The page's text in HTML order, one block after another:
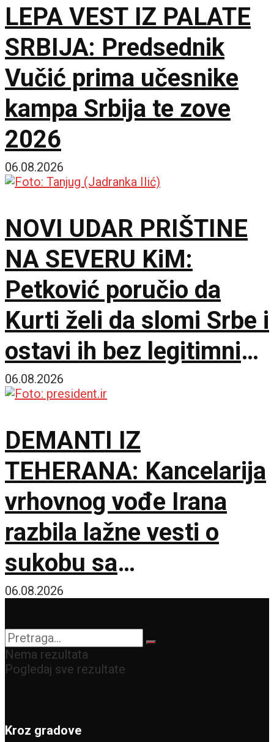
LEPA VEST IZ PALATE
SRBIJA: Predsednik
Vučić prima učesnike
kampa Srbija te zove
2026
06.08.2026
NOVI UDAR PRIŠTINE
NA SEVERU KiM:
Petković poručio da
Kurti želi da slomi Srbe i
ostavi ih bez legitimnih
predstavnika
06.08.2026
DEMANTI IZ
TEHERANA: Kancelarija
vrhovnog vođe Irana
razbila lažne vesti o
sukobu sa
predsednikom
Pezeškijanom
06.08.2026
Nema rezultata
Pogledaj sve rezultate
Kroz gradove